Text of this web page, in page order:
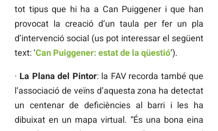
tot tipus que hi ha a Can Puiggener i que han
provocat la creació d’un taula per fer un pla
d’intervenció social (us pot interessar el següent
text: ‘Can Puiggener: estat de la qüestió‘).
· La Plana del Pintor: la FAV recorda també que
l’associació de veïns d’aquesta zona ha detectat
un centenar de deficiències al barri i les ha
dibuixat en un mapa virtual. “És una bona eina